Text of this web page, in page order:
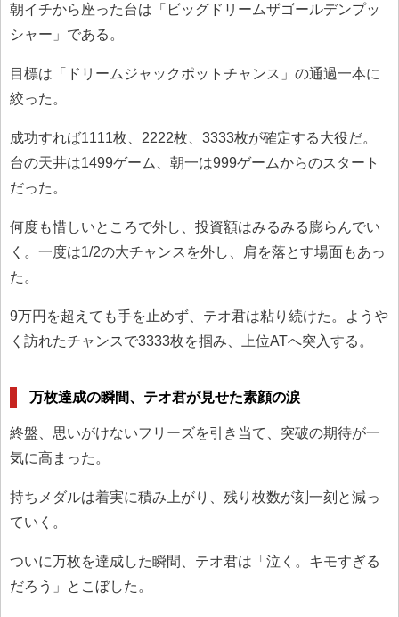
朝イチから座った台は「ビッグドリームザゴールデンプッ
シャー」である。
目標は「ドリームジャックポットチャンス」の通過一本に
絞った。
成功すれば1111枚、2222枚、3333枚が確定する大役だ。
台の天井は1499ゲーム、朝一は999ゲームからのスタート
だった。
何度も惜しいところで外し、投資額はみるみる膨らんでい
く。一度は1/2の大チャンスを外し、肩を落とす場面もあっ
た。
9万円を超えても手を止めず、テオ君は粘り続けた。ようや
く訪れたチャンスで3333枚を掴み、上位ATへ突入する。
万枚達成の瞬間、テオ君が見せた素顔の涙
終盤、思いがけないフリーズを引き当て、突破の期待が一
気に高まった。
持ちメダルは着実に積み上がり、残り枚数が刻一刻と減っ
ていく。
ついに万枚を達成した瞬間、テオ君は「泣く。キモすぎる
だろう」とこぼした。